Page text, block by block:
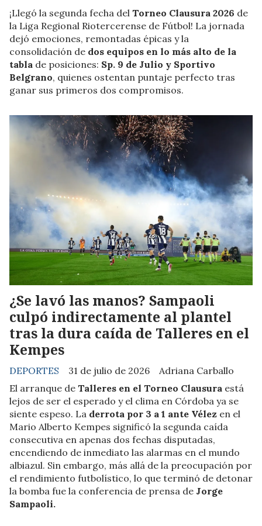
¡Llegó la segunda fecha del Torneo Clausura 2026 de
la Liga Regional Riotercerense de Fútbol! La jornada
dejó emociones, remontadas épicas y la
consolidación de dos equipos en lo más alto de la
tabla de posiciones: Sp. 9 de Julio y Sportivo
Belgrano, quienes ostentan puntaje perfecto tras
ganar sus primeros dos compromisos.
¿Se lavó las manos? Sampaoli
culpó indirectamente al plantel
tras la dura caída de Talleres en el
Kempes
Adriana Carballo
DEPORTES
31 de julio de 2026
El arranque de Talleres en el Torneo Clausura está
lejos de ser el esperado y el clima en Córdoba ya se
siente espeso. La derrota por 3 a 1 ante Vélez en el
Mario Alberto Kempes significó la segunda caída
consecutiva en apenas dos fechas disputadas,
encendiendo de inmediato las alarmas en el mundo
albiazul. Sin embargo, más allá de la preocupación por
el rendimiento futbolístico, lo que terminó de detonar
la bomba fue la conferencia de prensa de Jorge
Sampaoli.